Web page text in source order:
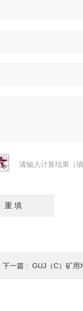
请输入计算结果（
下一篇 : GUJ（C）矿用